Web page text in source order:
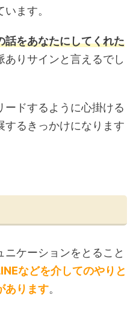
ます。
話をあなたにしてくれた
りサインと言えるでし
ードするように心掛ける
するきっかけになります
ケーションをとること
などを介してのやりと
あります。